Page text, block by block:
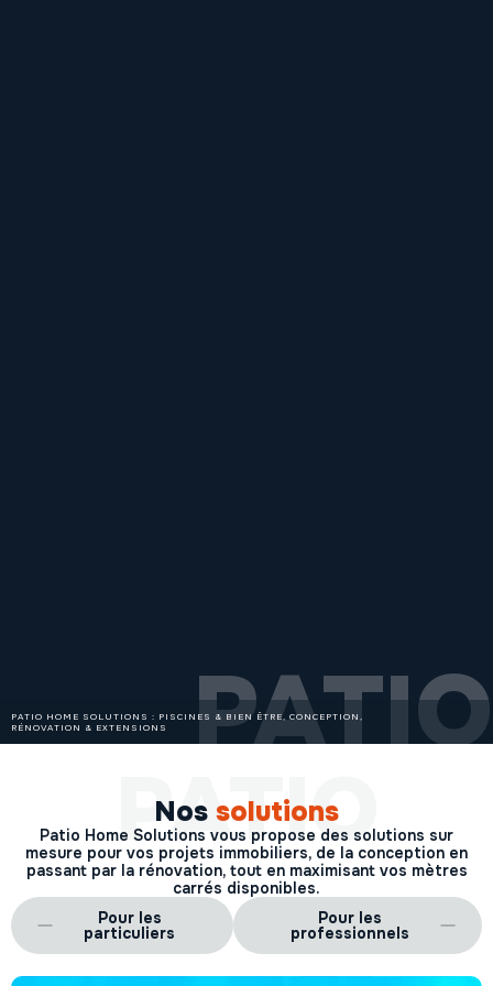
PATIO
PATIO HOME SOLUTIONS : PISCINES & BIEN ÊTRE, CONCEPTION,
RÉNOVATION & EXTENSIONS
PATIO
Nos solutions
Patio Home Solutions vous propose des solutions sur
mesure pour vos projets immobiliers, de la conception en
passant par la rénovation, tout en maximisant vos mètres
carrés disponibles.
Pour les
particuliers
Pour les
professionnels